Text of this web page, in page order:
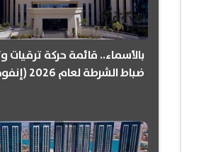
بالأسماء.. قائمة حركة ترقيات
ضباط الشرطة لعام 2026 (إنفوجراف)